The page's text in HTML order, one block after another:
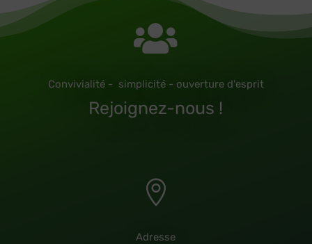

Convivialité - simplicité - ouverture d'esprit
Rejoignez-nous !

Adresse